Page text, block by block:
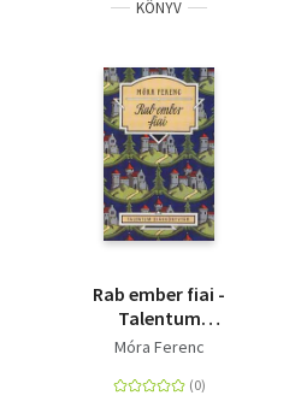
KÖNYV
Rab ember fiai -
Talentum
Diákkönyvtár
Móra Ferenc